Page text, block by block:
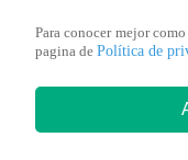
Para conocer mejor
pagina de Política de